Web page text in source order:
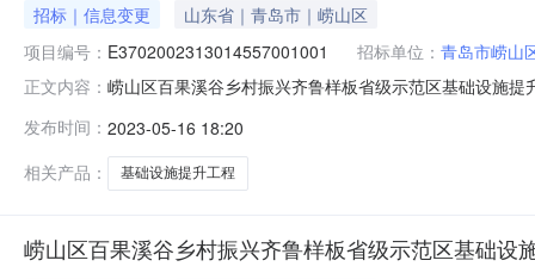
招标｜信息变更
山东省｜青岛市｜崂山区
项目编号： E3702002313014557001001 招标单位： 青岛市崂山
正文内容： 崂山区百果溪谷乡村振兴齐鲁样板省级示范区基础设施
青岛市崂山区人民政府北宅街道办事处联系人：刘瑞军
发布时间： 2023-05-16 18:20
相关产品：
基础设施提升工程
崂山区百果溪谷乡村振兴齐鲁样板省级示范区基础